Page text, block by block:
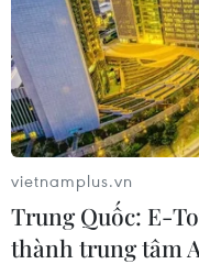
vietnamplus.vn
Trung Quốc: E-
thành trung tâm